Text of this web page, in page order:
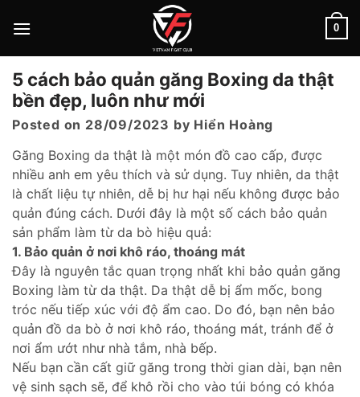
0
5 cách bảo quản găng Boxing da thật
bền đẹp, luôn như mới
Posted on 28/09/2023 by Hiển Hoàng
Găng Boxing da thật là một món đồ cao cấp, được
nhiều anh em yêu thích và sử dụng. Tuy nhiên, da thật
là chất liệu tự nhiên, dễ bị hư hại nếu không được bảo
quản đúng cách. Dưới đây là một số cách bảo quản
sản phẩm làm từ da bò hiệu quả:
1. Bảo quản ở nơi khô ráo, thoáng mát
Đây là nguyên tắc quan trọng nhất khi bảo quản găng
Boxing làm từ da thật. Da thật dễ bị ẩm mốc, bong
tróc nếu tiếp xúc với độ ẩm cao. Do đó, bạn nên bảo
quản đồ da bò ở nơi khô ráo, thoáng mát, tránh để ở
nơi ẩm ướt như nhà tắm, nhà bếp.
Nếu bạn cần cất giữ găng trong thời gian dài, bạn nên
vệ sinh sạch sẽ, để khô rồi cho vào túi bóng có khóa